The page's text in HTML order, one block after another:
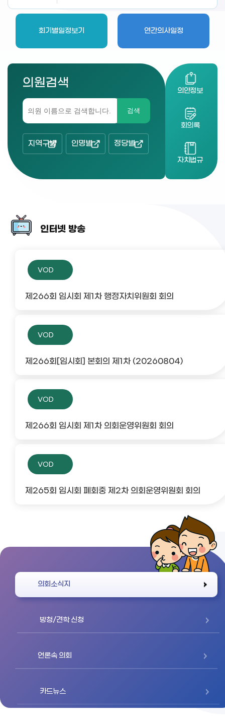
회기별일정보기 연간의사일정
의원검색
검색
지역구별 인명별 정당별
의안정보
회의록
자치법규
인터넷 방송
VOD
제266회 임시회 제1차 행정자치위원회 회의
VOD
제266회[임시회] 본회의 제1차 (20260804)
VOD
제266회 임시회 제1차 의회운영위원회 회의
VOD
제265회 임시회 폐회중 제2차 의회운영위원회 회의
의회소식지
방청/견학 신청
언론속 의회
카드뉴스